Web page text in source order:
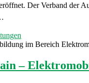
Der Verband der
im Bereich
–